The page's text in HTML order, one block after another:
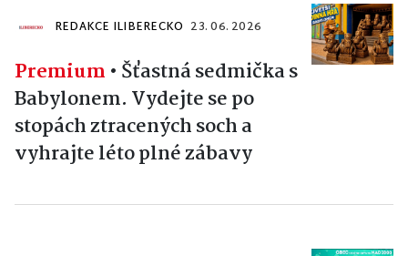
REDAKCE ILIBERECKO 23. 06. 2026
Premium • Šťastná sedmička s
Babylonem. Vydejte se po
stopách ztracených soch a
vyhrajte léto plné zábavy